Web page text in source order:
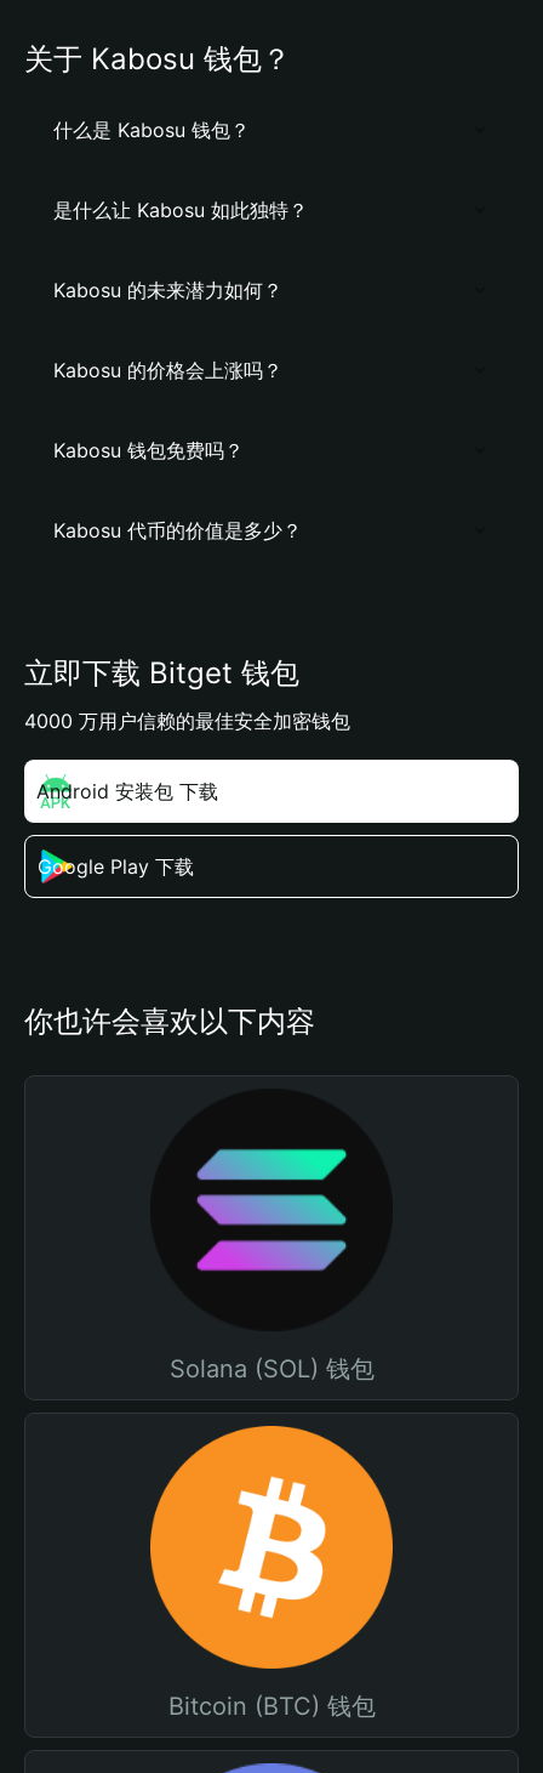
关于 Kabosu 钱包？
什么是 Kabosu 钱包？
是什么让 Kabosu 如此独特？
Kabosu 的未来潜力如何？
Kabosu 的价格会上涨吗？
Kabosu 钱包免费吗？
Kabosu 代币的价值是多少？
立即下载 Bitget 钱包
4000 万用户信赖的最佳安全加密钱包
Android 安装包 下载
Google Play 下载
你也许会喜欢以下内容
Solana (SOL) 钱包
Bitcoin (BTC) 钱包